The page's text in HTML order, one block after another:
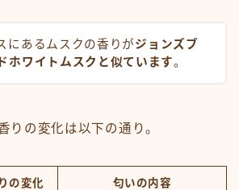
にあるムスクの香りがジョンズブ
ホワイトムスクと似ています。
りの変化は以下の通り。
の変化 匂いの内容